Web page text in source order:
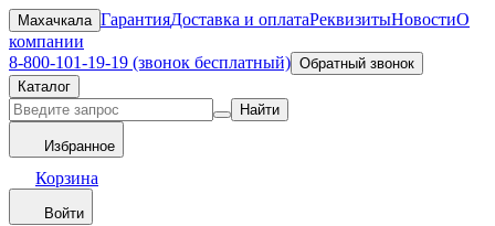
Махачкала ГарантияДоставка и оплатаРеквизитыНовостиО
компании
8-800-101-19-19 (звонок бесплатный) Обратный звонок
Каталог
Найти
Избранное
Корзина
Войти